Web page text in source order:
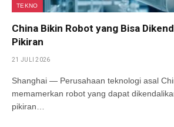
TEKNO
China Bikin Robot yang Bisa
Pikiran
21 JULI 2026
Shanghai — Perusahaan teknologi asal
memamerkan robot yang dapat
pikiran…